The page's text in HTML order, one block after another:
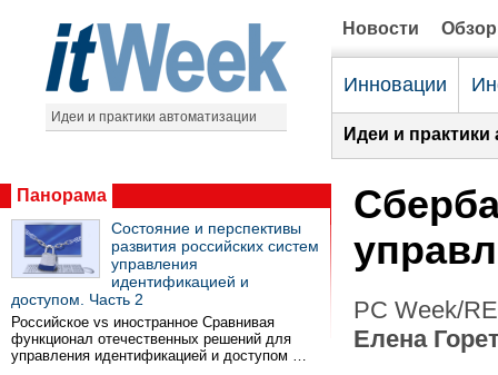
Идеи и практики автоматизации
Новости
Инновации
Идеи и
Панорама
Состояние и перспективы
развития российских систем
управления
идентификацией и
доступом. Часть 2
Российское vs иностранное Сравнивая
функционал отечественных решений для
управления идентификацией и доступом …
PC Week/
Елена